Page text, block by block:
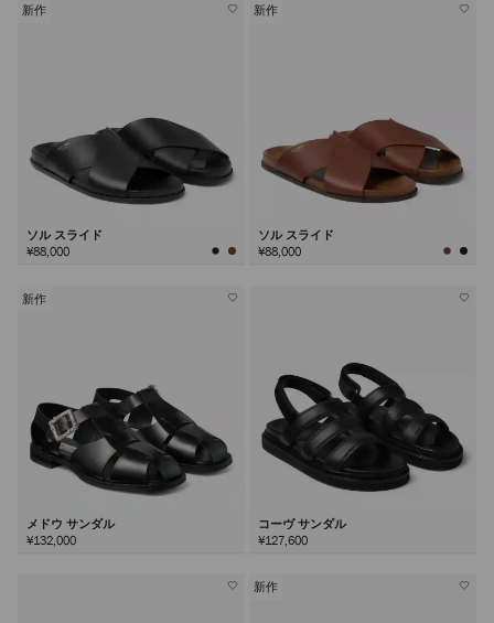
新作
ソル スライド
¥88,000
新作
ソル スライド
¥88,000
新作
メドウ サンダル
¥132,000
コーヴ サンダル
¥127,600
新作